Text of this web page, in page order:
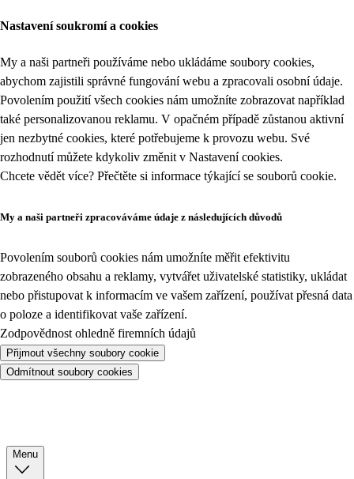
Nastavení soukromí a cookies
My a naši partneři používáme nebo ukládáme soubory cookies,
abychom zajistili správné fungování webu a zpracovali osobní údaje.
Povolením použití všech cookies nám umožníte zobrazovat například
také personalizovanou reklamu. V opačném případě zůstanou aktivní
jen nezbytné cookies, které potřebujeme k provozu webu. Své
rozhodnutí můžete kdykoliv změnit v Nastavení cookies.
Chcete vědět více? Přečtěte si informace týkající se souborů cookie.
My a naši partneři zpracováváme údaje z následujících důvodů
Povolením souborů cookies nám umožníte měřit efektivitu
zobrazeného obsahu a reklamy, vytvářet uživatelské statistiky, ukládat
nebo přistupovat k informacím ve vašem zařízení, používat přesná data
o poloze a identifikovat vaše zařízení.
Zodpovědnost ohledně firemních údajů
Přijmout všechny soubory cookie
Odmítnout soubory cookies
Menu